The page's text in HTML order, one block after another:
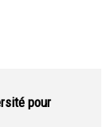
pour